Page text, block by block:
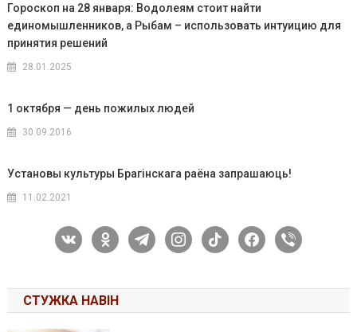
Гороскоп на 28 января: Водолеям стоит найти
единомышленников, а Рыбам – использовать интуицию для
принятия решений
28.01.2025
1 октября — день пожилых людей
30.09.2016
Установы культуры Брагінскага раёна запрашаюць!
11.02.2021
vkontakteodnoklassniki
telegraminstagram
tiktok facebook
viber
СТУЖКА НАВІН